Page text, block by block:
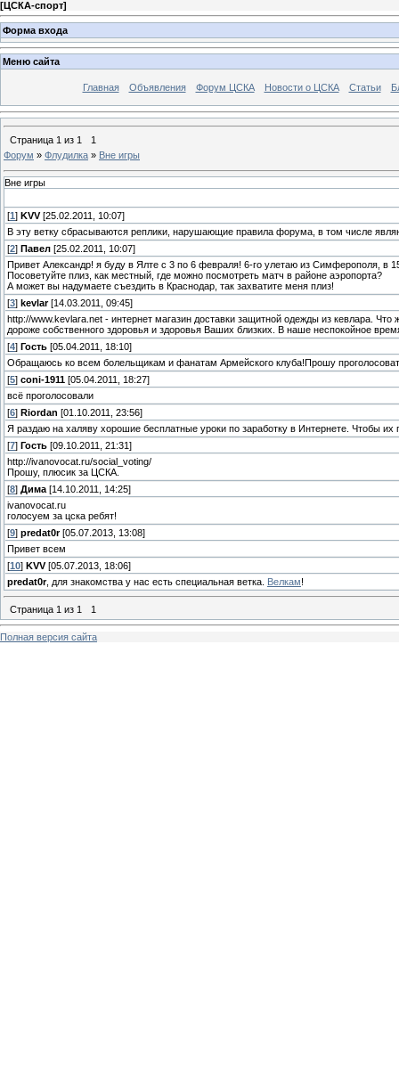
[ЦСКА-спорт]
Форма входа
Меню сайта
Главная Объявления Форум ЦСКА Новости о ЦСКА Статьи
Страница 1 из 1
1
Форум » Флудилка » Вне игры
Вне игры
[1 ] KVV[25.02.2011, 10:07]
В эту ветку сбрасываются реплики, нарушающие правила форума, в том числе
[2] Павел [25.02.2011, 10:07]
Привет Александр! я буду в Ялте с 3 по 6 февраля! 6-го улетаю из Симферополя, в
Посоветуйте плиз, как местный, где можно посмотреть матч в районе аэропорта?
А может вы надумаете съездить в Краснодар, так захватите меня плиз!
[3] kevlar[14.03.2011, 09:45]
http://www.kevlara.net - интернет магазин доставки защитной одежды из кевлара.
дороже собственного здоровья и здоровья Ваших близких. В наше неспокойное
[4] Гость [05.04.2011, 18:10]
Обращаюсь ко всем болельщикам и фанатам Армейского клуба!Прошу
[5] coni-1911 [05.04.2011, 18:27]
всё проголосовали
[6] Riordan [01.10.2011, 23:56]
Я раздаю на халяву хорошие бесплатные уроки по заработку в Интернете. Чтобы
[7] Гость [09.10.2011, 21:31]
http://ivanovocat.ru/social_voting/
Прошу, плюсик за ЦСКА.
[8] Дима [14.10.2011, 14:25]
ivanovocat.ru
голосуем за цска ребят!
[9] predat0r[05.07.2013, 13:08]
Привет всем
[10] KVV[05.07.2013, 18:06]
predat0r, для знакомства у нас есть специальная ветка. Велкам!
Страница 1 из 1 1
Полная версия сайта